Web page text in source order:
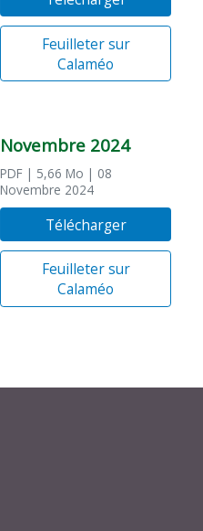
Feuilleter sur
Calaméo
Novembre 2024
PDF | 5,66 Mo | 08
Novembre 2024
Télécharger
Feuilleter sur
Calaméo